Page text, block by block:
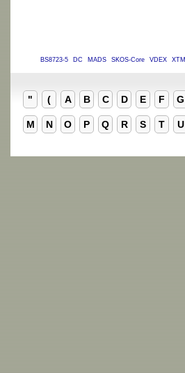
BS8723-5 DC MADS SKOS-Core VDEX XTM
" ( A B C D E F G
M N O P Q R S T U